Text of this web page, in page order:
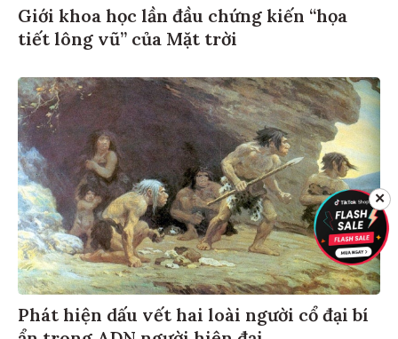
Giới khoa học lần đầu chứng kiến “họa
tiết lông vũ” của Mặt trời
Phát hiện dấu vết hai loài người cổ đại bí
✕